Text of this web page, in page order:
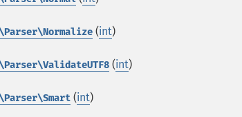
(int)
(int)
(int)